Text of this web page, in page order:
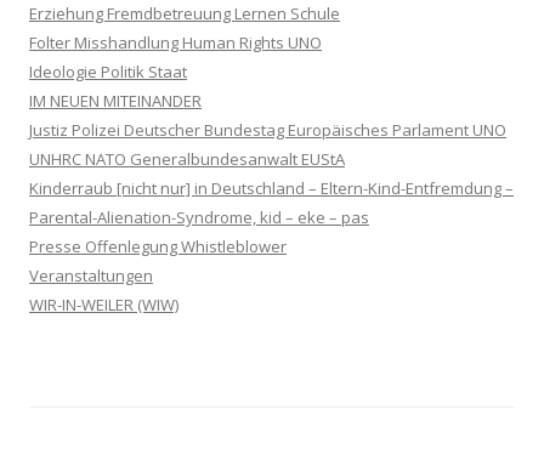
Erziehung Fremdbetreuung Lernen Schule
Folter Misshandlung Human Rights UNO
Ideologie Politik Staat
IM NEUEN MITEINANDER
Justiz Polizei Deutscher Bundestag Europäisches Parlament UNO
UNHRC NATO Generalbundesanwalt EUStA
Kinderraub [nicht nur] in Deutschland – Eltern-Kind-Entfremdung –
Parental-Alienation-Syndrome, kid – eke – pas
Presse Offenlegung Whistleblower
Veranstaltungen
WIR-IN-WEILER (WIW)